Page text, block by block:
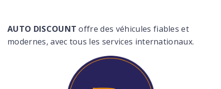
AUTO DISCOUNT offre des véhicules fiables et
modernes, avec tous les services internationaux.